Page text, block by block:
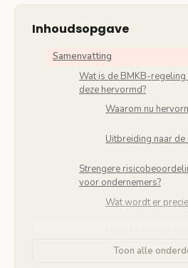
Inhoudsopgave
Samenvatting
Wat is de BMKB-
deze hervormd?
Waarom nu
Uitbreiding naar
Strengere
voor ondernemers?
Wat wordt er
technologie
Toon alle